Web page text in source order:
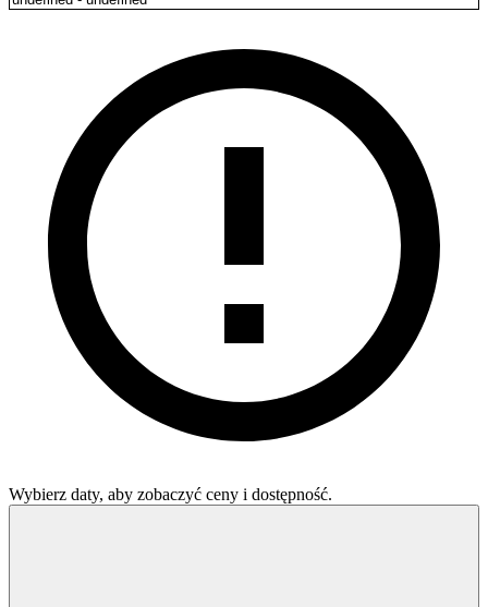
Wybierz daty, aby zobaczyć ceny i dostępność.